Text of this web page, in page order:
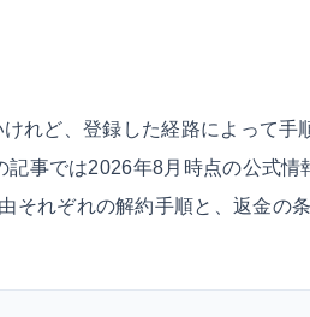
れど、登録した経路によって
記事では2026年8月時点の公式
それぞれの解約手順と、返金の